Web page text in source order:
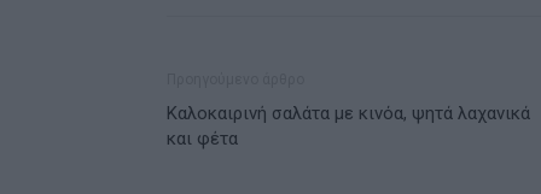
Καλοκαιρινή σαλάτα με κινόα, ψητά λαχανικά
και φέτα